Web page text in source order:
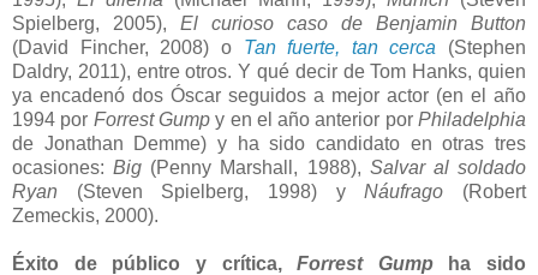
Spielberg, 2005), El curioso caso de Benjamin Button
(David Fincher, 2008) o Tan fuerte, tan cerca (Stephen
Daldry, 2011), entre otros. Y qué decir de Tom Hanks, quien
ya encadenó dos Óscar seguidos a mejor actor (en el año
1994 por Forrest Gumpy en el año anterior porPhiladelphia
de Jonathan Demme) y ha sido candidato en otras tres
ocasiones:Big (Penny Marshall, 1988), Salvar al soldado
Ryan (Steven Spielberg, 1998) yNáufrago (Robert
Zemeckis, 2000).
Éxito de público y crítica,Forrest Gumpha sido